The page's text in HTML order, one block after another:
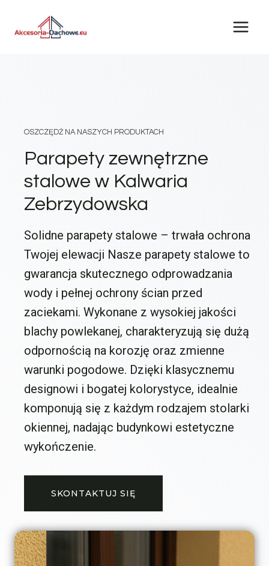
OSZCZĘDŹ NA NASZYCH PRODUKTACH
Parapety zewnętrzne
stalowe w Kalwaria
Zebrzydowska
Solidne parapety stalowe – trwała ochrona
Twojej elewacji Nasze parapety stalowe to
gwarancja skutecznego odprowadzania
wody i pełnej ochrony ścian przed
zaciekami. Wykonane z wysokiej jakości
blachy powlekanej, charakteryzują się dużą
odpornością na korozję oraz zmienne
warunki pogodowe. Dzięki klasycznemu
designowi i bogatej kolorystyce, idealnie
komponują się z każdym rodzajem stolarki
okiennej, nadając budynkowi estetyczne
wykończenie.
SKONTAKTUJ SIĘ